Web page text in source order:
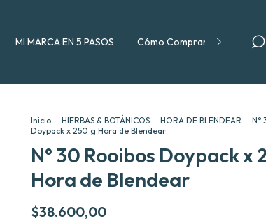
MI MARCA EN 5 PASOS Cómo Comprar
Inicio . HIERBAS & BOTÁNICOS . HORA DE BLENDEAR . N°
Doypack x 250 g Hora de Blendear
N° 30 Rooibos Doypack x
Hora de Blendear
$38.600,00